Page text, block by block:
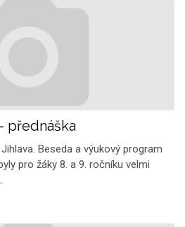
přednáška
Beseda a výukový program
pro žáky 8. a 9. ročníku velmi